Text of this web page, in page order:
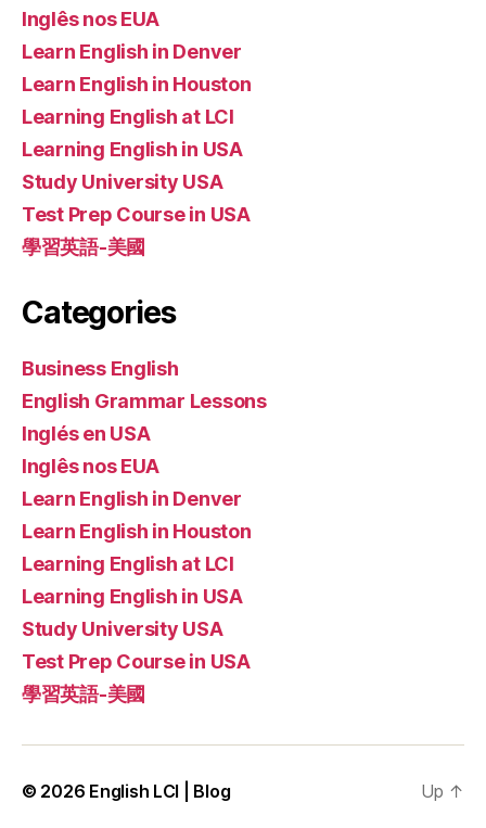
Inglês nos EUA
Learn English in Denver
Learn English in Houston
Learning English at LCI
Learning English in USA
Study University USA
Test Prep Course in USA
學習英語-美國
Categories
Business English
English Grammar Lessons
Inglés en USA
Inglês nos EUA
Learn English in Denver
Learn English in Houston
Learning English at LCI
Learning English in USA
Study University USA
Test Prep Course in USA
學習英語-美國
© 2026 English LCI | Blog Up ↑